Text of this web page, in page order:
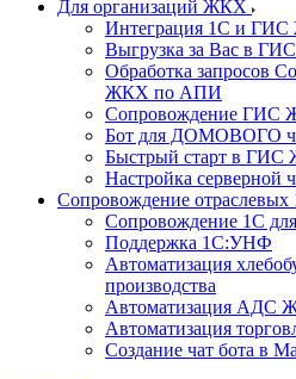
Для организаций ЖКХ
Интеграция 1С и
Выгрузка за Вас в
Обработка запросов
ЖКХ по АПИ
Сопровождение ГИС
Бот для ДОМОВОГО
Быстрый старт в
Настройка
Сопровождение отраслевых
Сопровождение 1С
Поддержка 1С:УНФ
Автоматизация
производства
Автоматизация АДС
Автоматизация
Создание чат бота в